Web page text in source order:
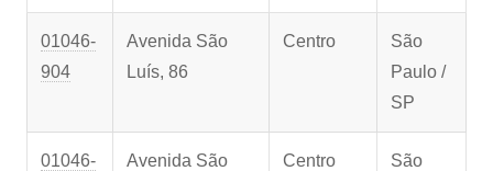
01046-
904
Avenida São
Luís, 86
Centro
São
Paulo /
SP
01046-
Avenida São
Centro
São